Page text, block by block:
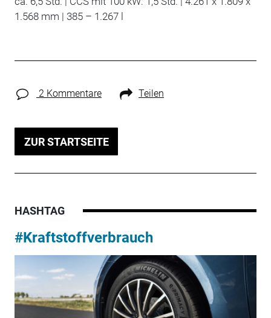
1.568 mm | 385 – 1.267 l
2 Kommentare Teilen
ZUR STARTSEITE
HASHTAG
#Kraftstoffverbrauch